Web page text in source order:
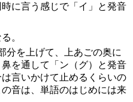
時に言う感じで「イ」と発音
。
分を上げて、上あごの奥に
を通して「ン（グ）と発音
言いかけて止めるくらいの
音は、単語のはじめには来